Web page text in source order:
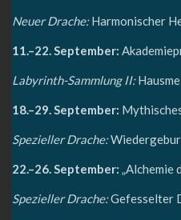
Neuer Drache:Harmonischer
11.–22. September:
Labyrinth-Sammlung II:
18.–29. September:
Spezieller Drache:
22.–26. September: „Alchemie
Spezieller Drache:Gefesselter